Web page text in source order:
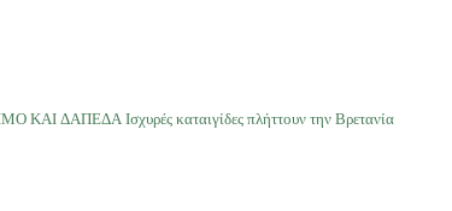
ΔΑΠΕΔΑ Ισχυρές καταιγίδες πλήττουν την Βρετανία